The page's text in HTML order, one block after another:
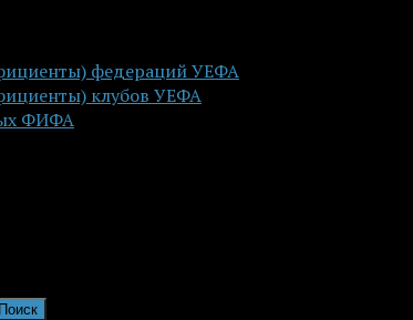
федераций УЕФА
клубов УЕФА
ФИФА